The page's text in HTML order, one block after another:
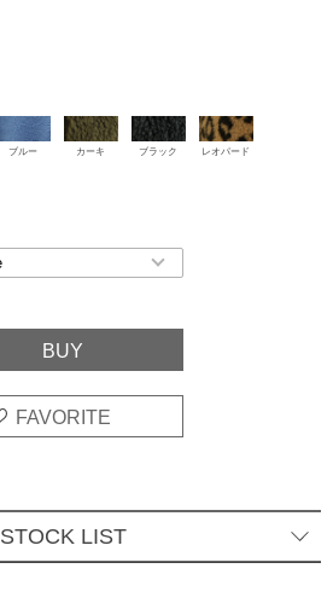
ブルー カーキ ブラック レオパード
STOCK LIST